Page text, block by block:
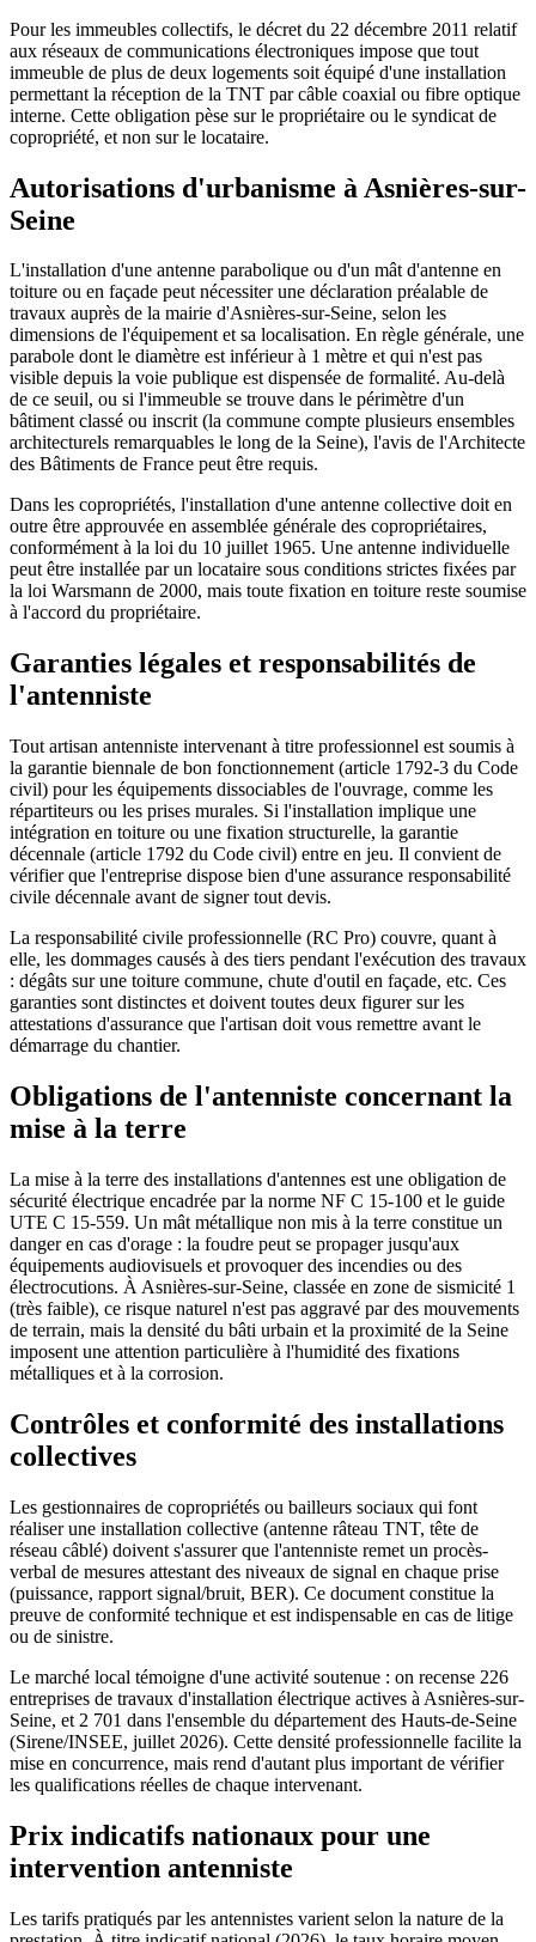
Pour les immeubles collectifs, le décret du 22 décembre 2011 relatif
aux réseaux de communications électroniques impose que tout
immeuble de plus de deux logements soit équipé d'une installation
permettant la réception de la TNT par câble coaxial ou fibre optique
interne. Cette obligation pèse sur le propriétaire ou le syndicat de
copropriété, et non sur le locataire.
Autorisations d'urbanisme à Asnières-sur-
Seine
L'installation d'une antenne parabolique ou d'un mât d'antenne en
toiture ou en façade peut nécessiter une déclaration préalable de
travaux auprès de la mairie d'Asnières-sur-Seine, selon les
dimensions de l'équipement et sa localisation. En règle générale, une
parabole dont le diamètre est inférieur à 1 mètre et qui n'est pas
visible depuis la voie publique est dispensée de formalité. Au-delà
de ce seuil, ou si l'immeuble se trouve dans le périmètre d'un
bâtiment classé ou inscrit (la commune compte plusieurs ensembles
architecturels remarquables le long de la Seine), l'avis de l'Architecte
des Bâtiments de France peut être requis.
Dans les copropriétés, l'installation d'une antenne collective doit en
outre être approuvée en assemblée générale des copropriétaires,
conformément à la loi du 10 juillet 1965. Une antenne individuelle
peut être installée par un locataire sous conditions strictes fixées par
la loi Warsmann de 2000, mais toute fixation en toiture reste soumise
à l'accord du propriétaire.
Garanties légales et responsabilités de
l'antenniste
Tout artisan antenniste intervenant à titre professionnel est soumis à
la garantie biennale de bon fonctionnement (article 1792-3 du Code
civil) pour les équipements dissociables de l'ouvrage, comme les
répartiteurs ou les prises murales. Si l'installation implique une
intégration en toiture ou une fixation structurelle, la garantie
décennale (article 1792 du Code civil) entre en jeu. Il convient de
vérifier que l'entreprise dispose bien d'une assurance responsabilité
civile décennale avant de signer tout devis.
La responsabilité civile professionnelle (RC Pro) couvre, quant à
elle, les dommages causés à des tiers pendant l'exécution des travaux
: dégâts sur une toiture commune, chute d'outil en façade, etc. Ces
garanties sont distinctes et doivent toutes deux figurer sur les
attestations d'assurance que l'artisan doit vous remettre avant le
démarrage du chantier.
Obligations de l'antenniste concernant la
mise à la terre
La mise à la terre des installations d'antennes est une obligation de
sécurité électrique encadrée par la norme NF C 15-100 et le guide
UTE C 15-559. Un mât métallique non mis à la terre constitue un
danger en cas d'orage : la foudre peut se propager jusqu'aux
équipements audiovisuels et provoquer des incendies ou des
électrocutions. À Asnières-sur-Seine, classée en zone de sismicité 1
(très faible), ce risque naturel n'est pas aggravé par des mouvements
de terrain, mais la densité du bâti urbain et la proximité de la Seine
imposent une attention particulière à l'humidité des fixations
métalliques et à la corrosion.
Contrôles et conformité des installations
collectives
Les gestionnaires de copropriétés ou bailleurs sociaux qui font
réaliser une installation collective (antenne râteau TNT, tête de
réseau câblé) doivent s'assurer que l'antenniste remet un procès-
verbal de mesures attestant des niveaux de signal en chaque prise
(puissance, rapport signal/bruit, BER). Ce document constitue la
preuve de conformité technique et est indispensable en cas de litige
ou de sinistre.
Le marché local témoigne d'une activité soutenue : on recense 226
entreprises de travaux d'installation électrique actives à Asnières-sur-
Seine, et 2 701 dans l'ensemble du département des Hauts-de-Seine
(Sirene/INSEE, juillet 2026). Cette densité professionnelle facilite la
mise en concurrence, mais rend d'autant plus important de vérifier
les qualifications réelles de chaque intervenant.
Prix indicatifs nationaux pour une
intervention antenniste
Les tarifs pratiqués par les antennistes varient selon la nature de la